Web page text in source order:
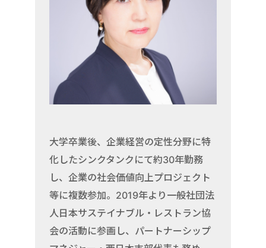
大学卒業後、企業経営の定性分野に特
化したシンクタンクにて約30年勤務
し、企業の社会価値向上プロジェクト
等に複数参加。2019年より一般社団法
人日本サステイナブル・レストラン協
会の活動に参画し、パートナーシップ